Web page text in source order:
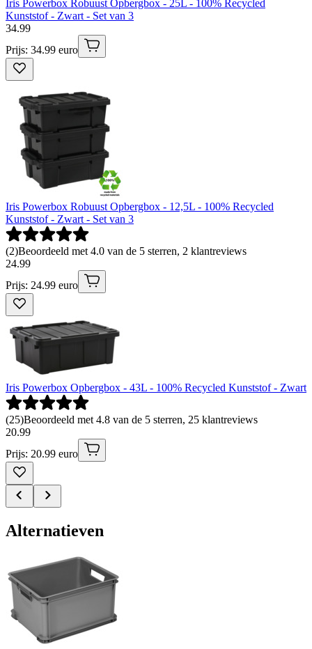
Iris Powerbox Robuust Opbergbox - 25L - 100% Recycled
Kunststof - Zwart - Set van 3
34.99
Prijs: 34.99 euro
Iris Powerbox Robuust Opbergbox - 12,5L - 100% Recycled
Kunststof - Zwart - Set van 3
(2)Beoordeeld met 4.0 van de 5 sterren, 2 klantreviews
24.99
Prijs: 24.99 euro
Iris Powerbox Opbergbox - 43L - 100% Recycled Kunststof - Zwart
(25)Beoordeeld met 4.8 van de 5 sterren, 25 klantreviews
20.99
Prijs: 20.99 euro
Alternatieven